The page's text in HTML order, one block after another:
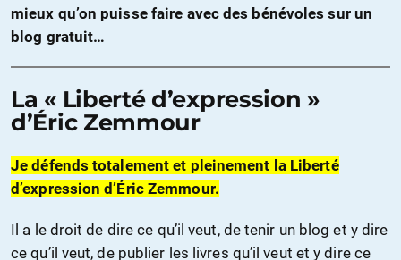
mieux qu’on puisse faire avec des bénévoles sur un
blog gratuit…
La « Liberté d’expression »
d’Éric Zemmour
Je défends totalement et pleinement la Liberté
d’expression d’Éric Zemmour.
Il a le droit de dire ce qu’il veut, de tenir un blog et y dire
ce qu’il veut, de publier les livres qu’il veut et y dire ce